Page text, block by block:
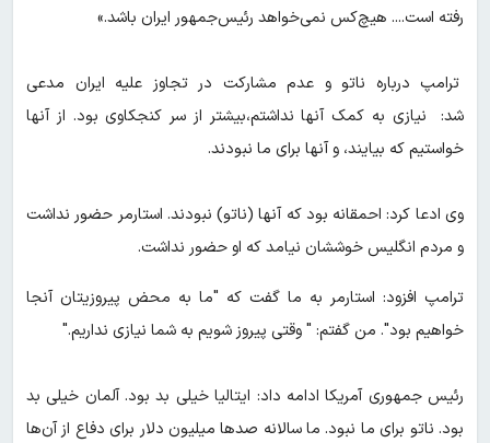
رفته است.... هیچ‌کس نمی‌خواهد رئیس‌جمهور ایران باشد.»
ترامپ درباره ناتو و عدم مشارکت در تجاوز علیه ایران مدعی
شد: نیازی به کمک آنها نداشتم،بیشتر از سر کنجکاوی بود. از آنها
خواستیم که بیایند، و آنها برای ما نبودند.
وی ادعا کرد: احمقانه بود که آنها (ناتو) نبودند. استارمر حضور نداشت
و مردم انگلیس خوششان نیامد که او حضور نداشت.
ترامپ افزود: استارمر به ما گفت که "ما به محض پیروزیتان آنجا
خواهیم بود". من گفتم: " وقتی پیروز شویم به شما نیازی نداریم."
رئیس جمهوری آمریکا ادامه داد: ایتالیا خیلی بد بود. آلمان خیلی بد
بود. ناتو برای ما نبود. ما سالانه صدها میلیون دلار برای دفاع از آن‌ها